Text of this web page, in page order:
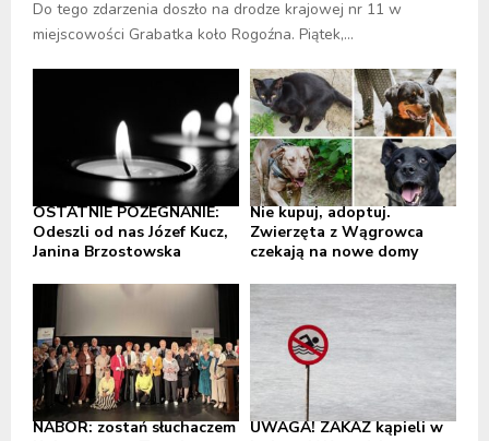
Do tego zdarzenia doszło na drodze krajowej nr 11 w
miejscowości Grabatka koło Rogoźna. Piątek,...
OSTATNIE POŻEGNANIE:
Odeszli od nas Józef Kucz,
Janina Brzostowska
Nie kupuj, adoptuj.
Zwierzęta z Wągrowca
czekają na nowe domy
NABÓR: zostań słuchaczem
UWAGA! ZAKAZ kąpieli w